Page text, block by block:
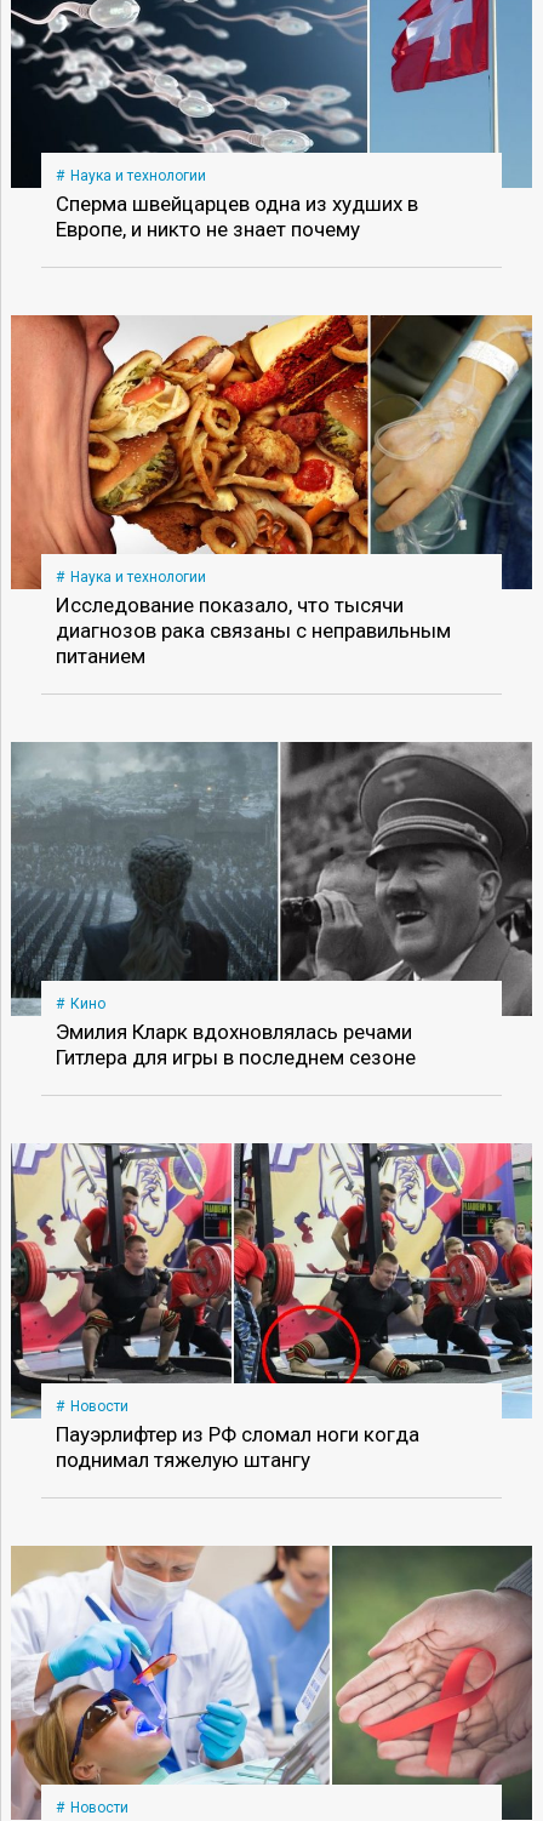
Наука и технологии
Сперма швейцарцев одна из худших в
Европе, и никто не знает почему
Наука и технологии
Исследование показало, что тысячи
диагнозов рака связаны с неправильным
питанием
Кино
Эмилия Кларк вдохновлялась речами
Гитлера для игры в последнем сезоне
Новости
Пауэрлифтер из РФ сломал ноги когда
поднимал тяжелую штангу
Новости